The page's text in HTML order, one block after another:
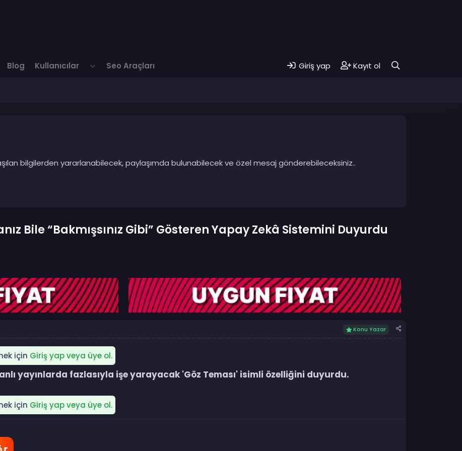
Blog Kullanıcılar Seo Araçları Giriş yap Kayıt ol
bilgilerden yararlanabilecek, paylaşımda bulunabilecek ve özel mesaj gönderebileceksiniz..
Bile “Bakmışsınız Gibi” Gösteren Yapay Zekâ Sistemini Duyurdu
Konu Yazar
için Giriş yap veya üye ol.
yayınlarda fazlasıyla işe yarayacak 'Göz Teması' isimli özelliğini duyurdu.​
için Giriş yap veya üye ol.